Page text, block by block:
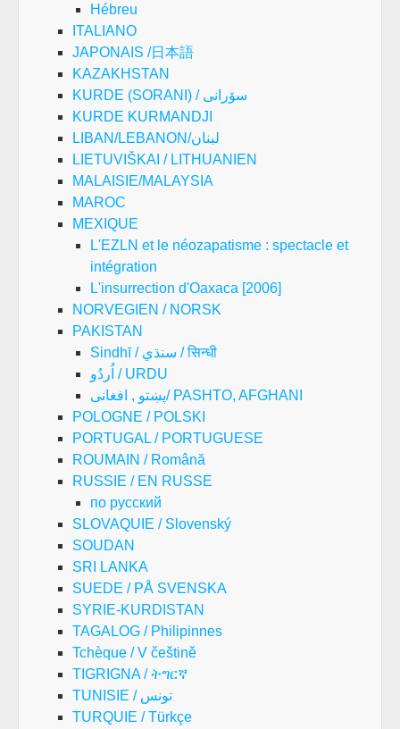
Hébreu
ITALIANO
JAPONAIS /日本語
KAZAKHSTAN
KURDE (SORANI) / سۆرانی
KURDE KURMANDJI
LIBAN/LEBANON/لبنان
LIETUVIŠKAI / LITHUANIEN
MALAISIE/MALAYSIA
MAROC
MEXIQUE
L'EZLN et le néozapatisme : spectacle et
intégration
L'insurrection d'Oaxaca [2006]
NORVEGIEN / NORSK
PAKISTAN
Sindhī / سنڌي / सिन्धी
اُردُو / URDU
پښتو , افغانی/ PASHTO, AFGHANI
POLOGNE / POLSKI
PORTUGAL / PORTUGUESE
ROUMAIN / Română
RUSSIE / EN RUSSE
по русский
SLOVAQUIE / Slovenský
SOUDAN
SRI LANKA
SUEDE / PÅ SVENSKA
SYRIE-KURDISTAN
TAGALOG / Philipinnes
Tchèque / V češtině
TIGRIGNA / ትግርኛ
TUNISIE / تونس
TURQUIE / Türkçe